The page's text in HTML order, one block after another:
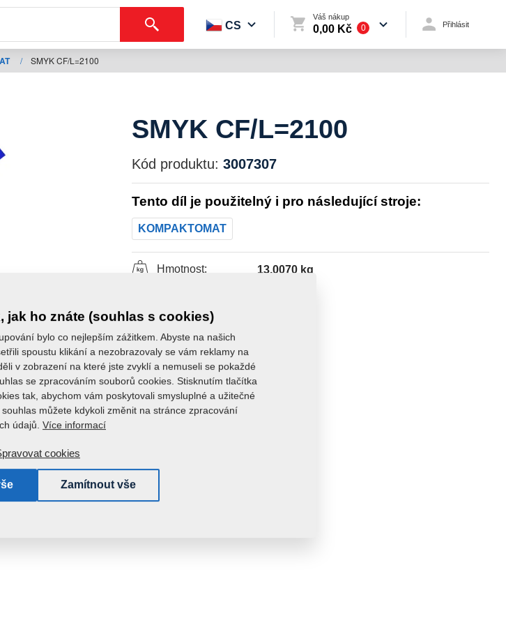
CS
Váš nákup
0,00 Kč 0 Přihlásit
/ SMYK CF/L=2100
SMYK CF/L=2100
Kód produktu: 3007307
Tento díl je použitelný i pro následující stroje:
KOMPAKTOMAT
Hmotnost: 13,0070 kg
jak ho znáte (souhlas s cookies)
bylo co nejlepším zážitkem. Abyste na našich
spoustu klikání a nezobrazovaly se vám reklamy na
v zobrazení na které jste zvyklí a nemuseli se pokaždé
se zpracováním souborů cookies. Stisknutím tlačítka
tak, abychom vám poskytovali smysluplné a užitečné
můžete kdykoli změnit na stránce zpracování
údajů. Více informací
cookies
Zamítnout vše